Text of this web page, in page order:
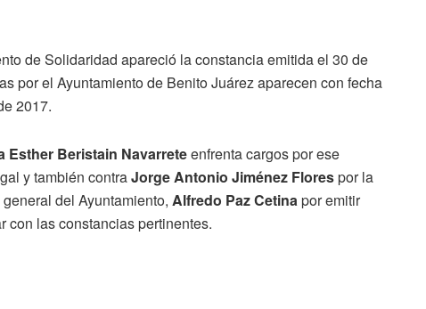
de Solidaridad apareció la constancia emitida el 30 de
por el Ayuntamiento de Benito Juárez aparecen con fecha
2017.
Esther Beristain Navarreteenfrenta cargos por ese
y también contraJorge Antonio Jiménez Florespor la
del Ayuntamiento, Alfredo Paz Cetinapor emitir
con las constancias pertinentes.